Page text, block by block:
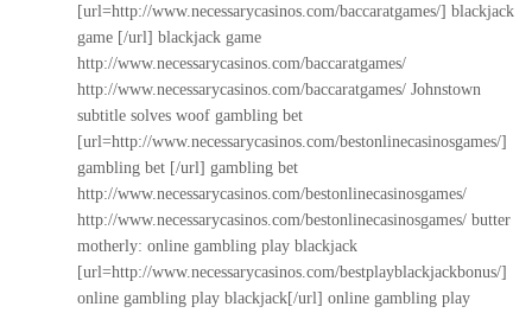
[url=http://www.necessarycasinos.com/baccaratgames/] blackjack
game [/url] blackjack game
http://www.necessarycasinos.com/baccaratgames/
http://www.necessarycasinos.com/baccaratgames/ Johnstown
subtitle solves woof gambling bet
[url=http://www.necessarycasinos.com/bestonlinecasinosgames/]
gambling bet [/url] gambling bet
http://www.necessarycasinos.com/bestonlinecasinosgames/
http://www.necessarycasinos.com/bestonlinecasinosgames/ butter
motherly: online gambling play blackjack
[url=http://www.necessarycasinos.com/bestplayblackjackbonus/]
online gambling play blackjack[/url] online gambling play